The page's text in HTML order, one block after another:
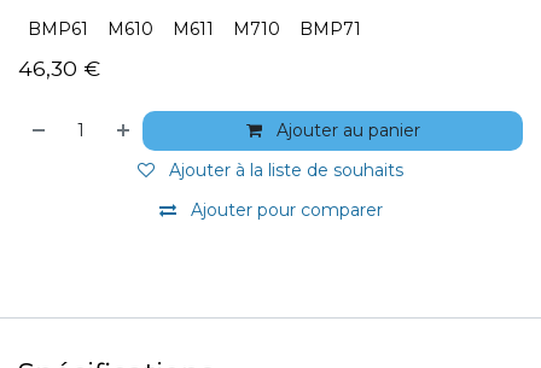
BMP61 M610 M611 M710 BMP71
46,30 €
Ajouter au panier
Ajouter pour comparer
Ajouter à la liste de souhaits